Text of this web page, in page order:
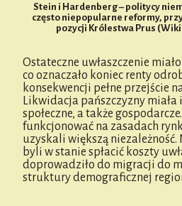
Stein i Hardenberg – politycy
często niepopularne reformy,
pozycji Królestwa Prus
Ostateczne uwłaszczenie
co oznaczało koniec renty
konsekwencji pełne przejście
Likwidacja pańszczyzny
społeczne, a także
funkcjonować na zasadach
uzyskali większą niezależność.
byli w stanie spłacić koszty
doprowadziło do migracji do
struktury demograficznej